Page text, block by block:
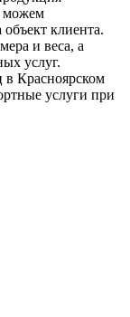
можем
объект клиента.
и веса, а
услуг.
Красноярском
услуги при